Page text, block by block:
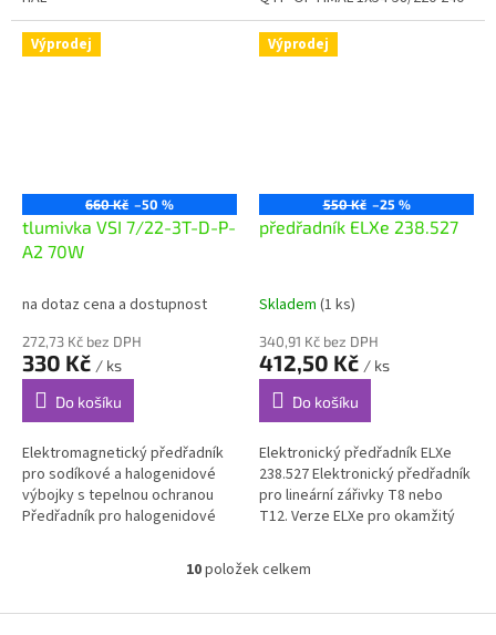
Výprodej
660 Kč –50 %
tlumivka VSI 7/22-3T-D-P-
A2 70W
na dotaz cena a dostupnost
272,73 Kč bez DPH
330 Kč / ks
Do košíku
Elektromagnetický předřadník
pro sodíkové a halogenidové
výbojky s tepelnou ochranou
Předřadník pro halogenidové
Výprodej
550 Kč –25 %
předřadník ELXe 238.527
Skladem (1 ks)
340,91 Kč bez DPH
412,50 Kč / ks
Do košíku
Elektronický předřadník ELXe
238.527 Elektronický předřadník
pro lineární zářivky T8 nebo
T12. Verze ELXe pro okamžitý
méně než 5 sepnutí za...
O
l
10položek celkem